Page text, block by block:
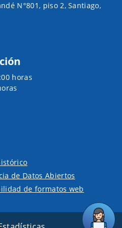
N°801, piso 2, Santiago,
horas
de Datos Abiertos
de formatos web